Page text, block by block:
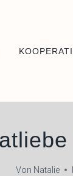
Von Natalie